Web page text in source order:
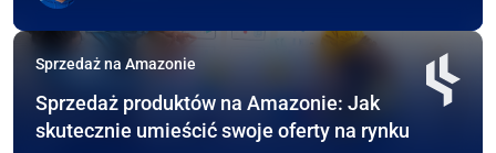
Sprzedaż na Amazonie
Sprzedaż produktów na Amazonie: Jak
skutecznie umieścić swoje oferty na rynku